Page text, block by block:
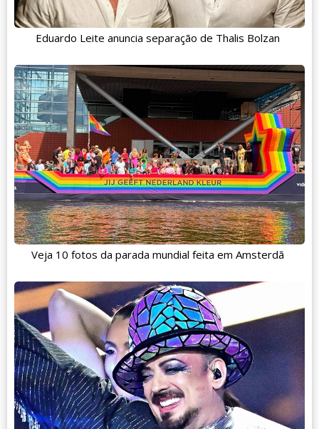
Eduardo Leite anuncia separação de Thalis Bolzan
Veja 10 fotos da parada mundial feita em Amsterdã